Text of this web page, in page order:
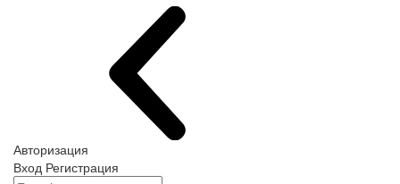
Авторизация
Вход Регистрация